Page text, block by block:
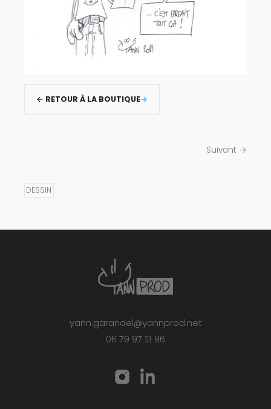
← RETOUR À LA BOUTIQUE
Suivant →
DESSIN
yann.garandel@yannprod.net
06 79 97 13 96